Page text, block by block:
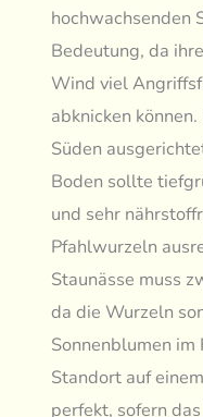
hochwachsenden
Bedeutung, da
Wind viel
abknicken
Süden
Boden sollte
und sehr
Pfahlwurzeln
Staunässe muss
da die Wurzeln
Sonnenblumen
Standort auf
perfekt, sofern